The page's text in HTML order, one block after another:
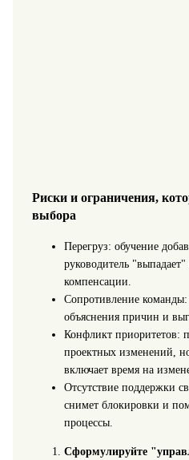
Риски и ограничения,
выбора
Перегруз: обучение
руководитель
компенсации.
Сопротивление команды:
объяснения причин и
Конфликт приоритетов:
проектных изменений,
включает время на
Отсутствие поддержки
снимет блокировки и
процессы.
Сформулируйте